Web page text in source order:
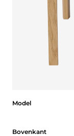
Model
Bovenkant